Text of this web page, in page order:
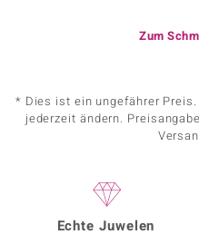
Zum
* Dies ist ein ungefährer
jederzeit ändern.
Echte Juwelen